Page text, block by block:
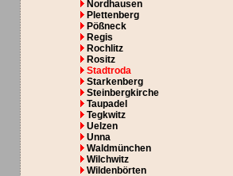
Nordhausen
Plettenberg
Pößneck
Regis
Rochlitz
Rositz
Stadtroda
Starkenberg
Steinbergkirche
Taupadel
Tegkwitz
Uelzen
Unna
Waldmünchen
Wilchwitz
Wildenbörten